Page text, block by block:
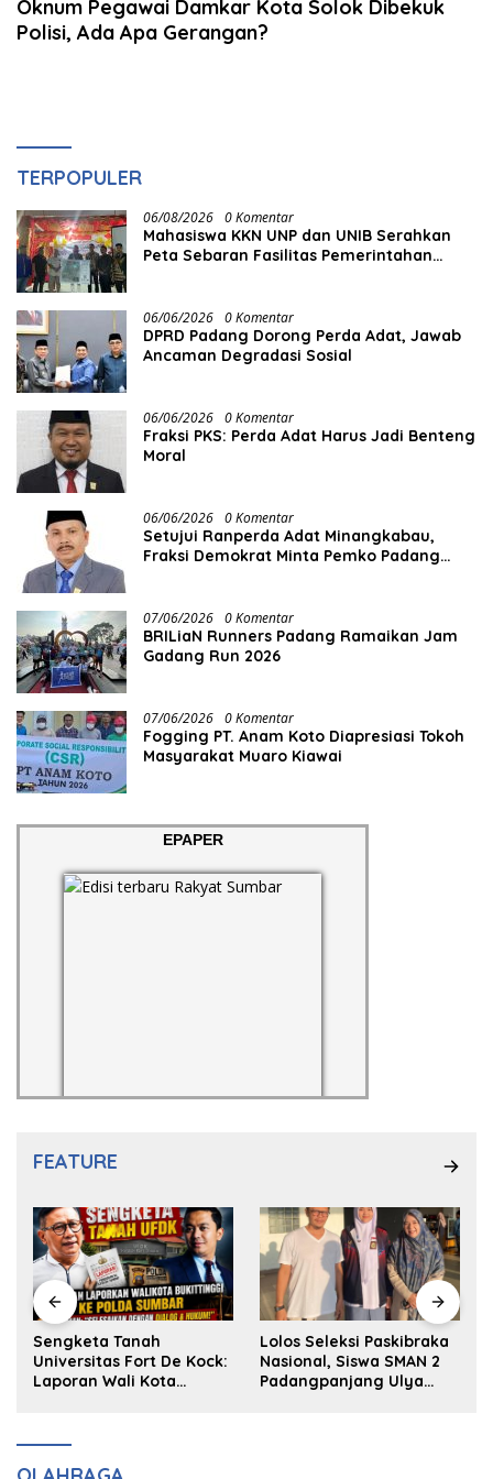
Oknum Pegawai Damkar Kota Solok Dibekuk
Polisi, Ada Apa Gerangan?
TERPOPULER
06/08/2026 0 Komentar
Mahasiswa KKN UNP dan UNIB Serahkan
Peta Sebaran Fasilitas Pemerintahan
06/06/2026 0 Komentar
DPRD Padang Dorong Perda Adat, Jawab
Ancaman Degradasi Sosial
06/06/2026 0 Komentar
Fraksi PKS: Perda Adat Harus Jadi Benteng
Moral
06/06/2026 0 Komentar
Setujui Ranperda Adat Minangkabau,
Fraksi Demokrat Minta Pemko Padang
07/06/2026 0 Komentar
BRILiaN Runners Padang Ramaikan Jam
Gadang Run 2026
07/06/2026 0 Komentar
Fogging PT. Anam Koto Diapresiasi Tokoh
EPAPER
FEATURE
Sengketa Tanah
Universitas Fort De Kock:
Laporan Wali Kota
Lolos Seleksi Paskibraka
Nasional, Siswa SMAN 2
Padangpanjang Ulya